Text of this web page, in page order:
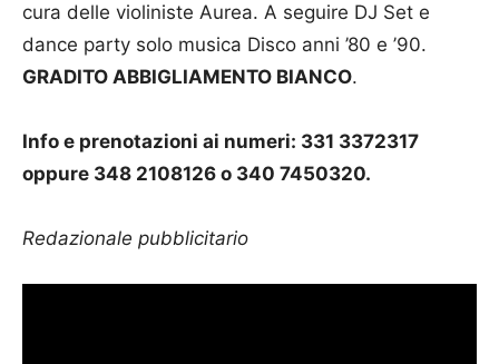
cura delle violiniste Aurea. A seguire DJ Set e
dance party solo musica Disco anni ’80 e ’90.
GRADITO ABBIGLIAMENTO BIANCO.
Info e prenotazioni ai numeri: 331 3372317
oppure 348 2108126 o 340 7450320.
Redazionale pubblicitario